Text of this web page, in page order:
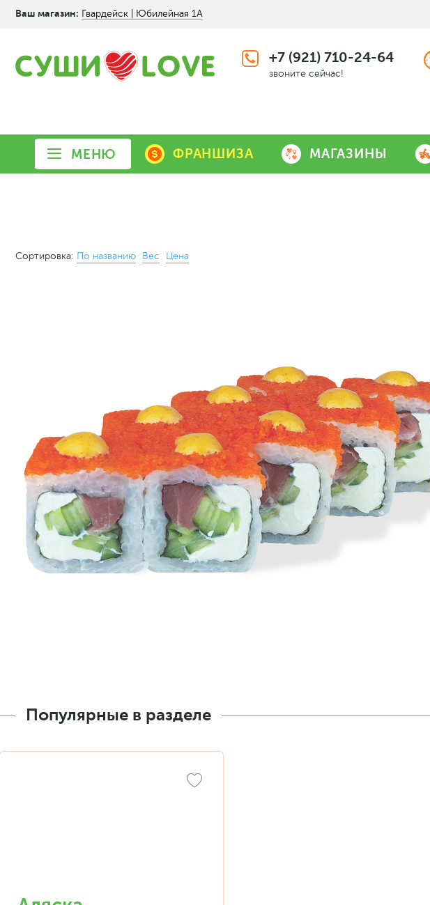
Ваш магазин: Гвардейск | Юбилейная 1А
+7 (921) 710-24-64
звоните сейчас!
МЕНЮ ФРАНШИЗА МАГАЗИНЫ
Сортировка: По названию Вес Цена
Популярные в разделе